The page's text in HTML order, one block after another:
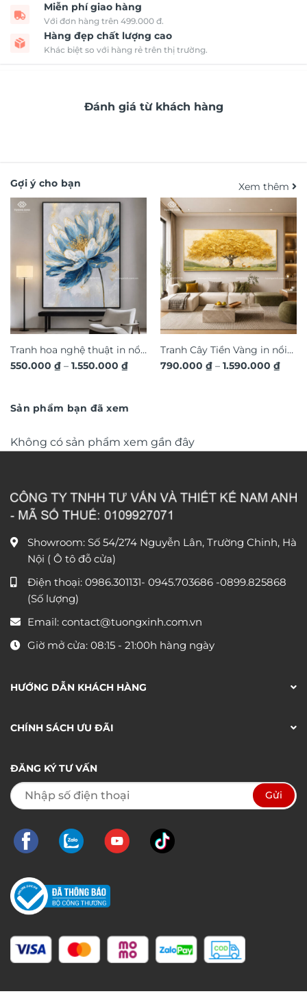
Miễn phí giao hàng
Với đơn hàng trên 499.000 đ.
Hàng đẹp chất lượng cao
Khác biệt so với hàng rẻ trên thị trường.
Đánh giá từ khách hàng
Gợi ý cho bạn Xem thêm
Tranh hoa nghệ thuật in nổi
3D hiệu ứng dát vàng sang
550.000 ₫ – 1.550.000 ₫Khoảng
1.550.000 ₫
Tranh Cây Tiền Vàng in nổi
3D dát vàng ánh kim sang
790.000 ₫ – 1.590.000 ₫
Sản phẩm bạn đã xem
Không có sản phẩm xem gần đây
Showroom: Số 54/274 Nguyễn Lân, Trường Chinh, Hà
Nội ( Ô tô đỗ cửa)
Điện thoại: 0986.301131- 0945.703686 -0899.825868
(Số lượng)
Email: contact@tuongxinh.com.vn
Giờ mở cửa: 08:15 - 21:00h hàng ngày
HƯỚNG DẪN KHÁCH HÀNG
CHÍNH SÁCH ƯU ĐÃI
ĐĂNG KÝ TƯ VẤN